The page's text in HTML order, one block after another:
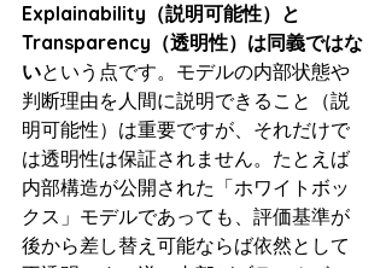
Explainability（説明可能性）と
Transparency（透明性）は同義ではな
いという点です。モデルの内部状態や
判断理由を人間に説明できること（説
明可能性）は重要ですが、それだけで
は透明性は保証されません。たとえば
内部構造が公開された「ホワイトボッ
クス」モデルであっても、評価基準が
後から差し替え可能ならば依然として